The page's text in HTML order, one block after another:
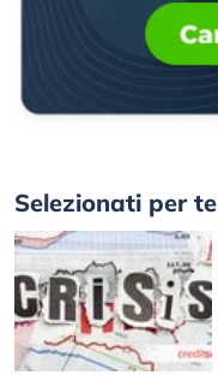
Selezionati per te